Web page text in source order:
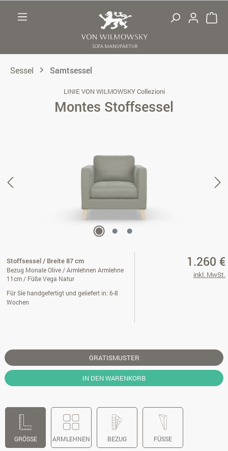
Sessel Samtsessel
LINIE VON WILMOWSKY Collezioni
Montes Stoffsessel
Stoffsessel / Breite 87 cm
Bezug Monale Olive / Armlehnen Armlehne
11cm / Füße Vega Natur
Für Sie handgefertigt und geliefert in: 6-8
Wochen
1.260 €
inkl. MwSt.
GRATISMUSTER
IN DEN WARENKORB
GRÖSSE ARMLEHNEN BEZUG FÜSSE